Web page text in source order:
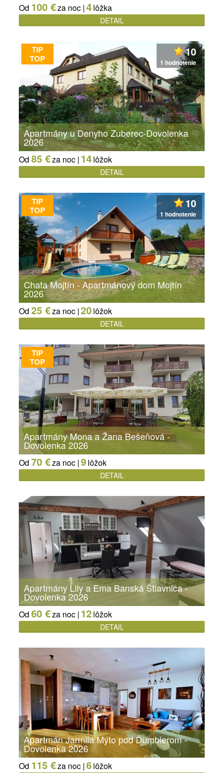
Od 100 €za noc |4lôžka
DETAIL
TIP
TOP
10
1 hodnotenie
Apartmány u Denyho Zuberec-Dovolenka
2026
Od 85 €za noc | 14lôžok
DETAIL
TIP
TOP
10
1 hodnotenie
Chata Mojtín - Apartmánový dom Mojtín
2026
Od 25 €za noc |20lôžok
DETAIL
TIP
TOP
Apartmány Mona a Žana Bešeňová -
Dovolenka 2026
Od 70 €za noc |9lôžok
DETAIL
Apartmány Lily a Ema Banská Štiavnica -
Dovolenka 2026
Od 60 €za noc | 12lôžok
DETAIL
Apartmán Jarmila Mýto pod Ďumbierom -
Dovolenka 2026
Od 115 €za noc |6lôžok